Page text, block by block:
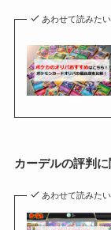
あわせて読みたい
カーデルの評判
あわせて読みたい